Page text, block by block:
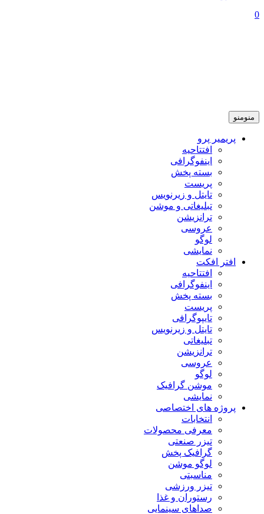
0
منومنو
پریمیر پرو
افتتاحیه
اینفوگرافی
بسته پخش
پریست
تایتل و زیرنویس
تبلیغاتی و موشن
ترانزیشن
عروسی
لوگو
نمایشی
افتر افکت
افتتاحیه
اینفوگرافی
بسته پخش
پریست
تایپوگرافی
تایتل و زیرنویس
تبلیغاتی
ترانزیشن
عروسی
لوگو
موشن گرافیک
نمایشی
پروژه های اختصاصی
انتخابات
معرفی محصولات
تیزر صنعتی
گرافیک پخش
لوگو موشن
مناسبتی
تیزر ورزشی
رستوران و غذا
صداهای سینمایی